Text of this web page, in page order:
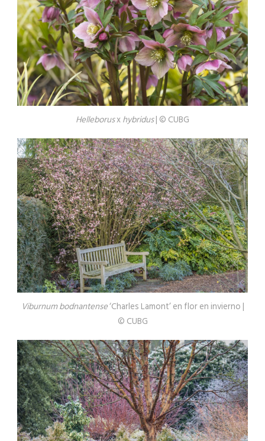
Helleborusxhybridus| © CUBG
Viburnum bodnantense‘Charles Lamont’ en flor en invierno |
© CUBG